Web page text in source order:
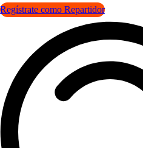
Regístrate como Repartidor